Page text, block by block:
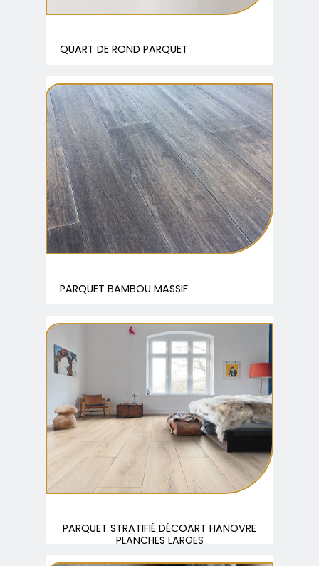
QUART DE ROND PARQUET
PARQUET BAMBOU MASSIF
PARQUET STRATIFIÉ DÉCOART HANOVRE
PLANCHES LARGES